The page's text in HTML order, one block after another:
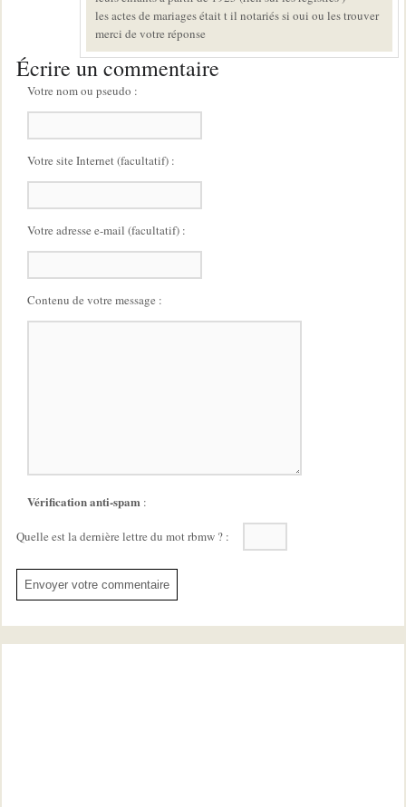
les actes de mariages était t il notariés si oui ou les trouver
merci de votre réponse
Écrire un commentaire
Votre nom ou pseudo :
Votre site Internet (facultatif) :
Votre adresse e-mail (facultatif) :
Contenu de votre message :
Vérification anti-spam :
Quelle est la dernière lettre du mot rbmw ? :